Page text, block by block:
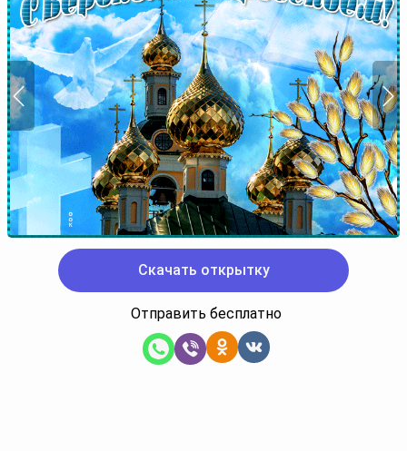
Скачать открытку
Отправить бесплатно